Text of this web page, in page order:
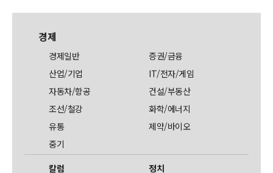
경제
경제일반
증권/금융
산업/기업
IT/전자/게임
자동차/항공
건설/부동산
조선/철강
화학/에너지
유통
제약/바이오
중기
칼럼
정치